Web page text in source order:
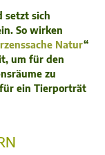
setzt sich
So wirken
Natur“
um für den
zu
ein Tierporträt